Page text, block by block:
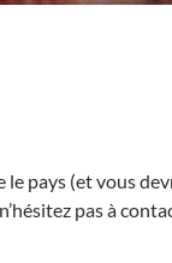
pays (et vous
pas à